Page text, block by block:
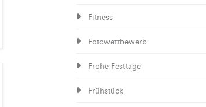
Fitness
Fotowettbewerb
Frohe Festtage
Frühstück